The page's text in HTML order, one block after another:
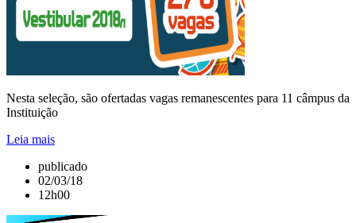
Nesta seleção, são ofertadas vagas remanescentes para 11 câmpus da
Instituição
Leia mais
publicado
02/03/18
12h00